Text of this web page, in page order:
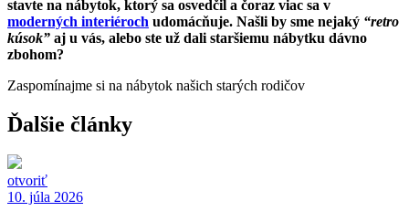
stavte na nábytok, ktorý sa osvedčil a čoraz viac sa v
moderných interiéroch udomácňuje. Našli by sme nejaký “retro
kúsok” aj u vás, alebo ste už dali staršiemu nábytku dávno
zbohom?
Zaspomínajme si na nábytok našich starých rodičov
Ďalšie články
otvoriť
10. júla 2026